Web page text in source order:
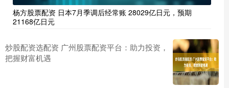
杨方股票配资 日本7月季调后经常账 28029亿日元，预期
21168亿日元
炒股配资选配资 广州股票配资平台：助力投资，
把握财富机遇